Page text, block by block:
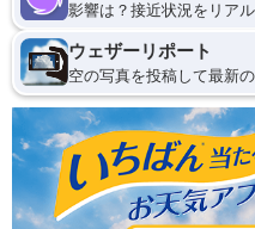
影響は？接近状況をリア
ウェザーリポート
空の写真を投稿して最新